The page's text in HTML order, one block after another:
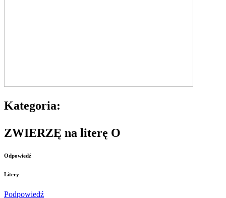
Kategoria:
ZWIERZĘ na literę O
Odpowiedź
Litery
Podpowiedź